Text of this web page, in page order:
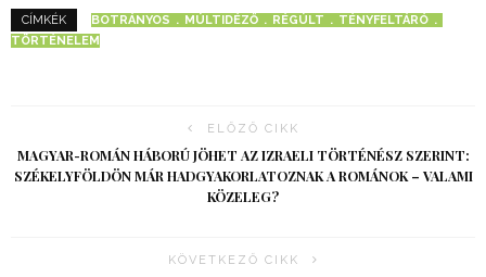
CÍMKÉK BOTRÁNYOS MÚLTIDÉZŐ RÉGÚLT
TÉNYFELTÁRÓ
TÖRTÉNELEM
ELŐZŐ CIKK
MAGYAR-ROMÁN HÁBORÚ JÖHET AZ IZRAELI TÖRTÉNÉSZ SZERINT:
SZÉKELYFÖLDÖN MÁR HADGYAKORLATOZNAK A ROMÁNOK – VALAMI
KÖZELEG?
KÖVETKEZŐ CIKK